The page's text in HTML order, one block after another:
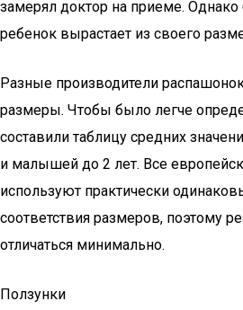
замерял доктор на приеме.
ребенок вырастает из своего
Разные производители
размеры. Чтобы было легче
составили таблицу средних
и малышей до 2 лет. Все
используют практически
соответствия размеров, поэтому
отличаться минимально.
Ползунки